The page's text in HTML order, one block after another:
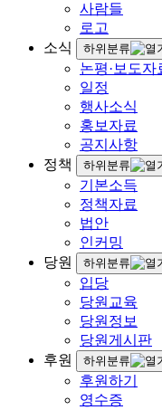
사람들
로고
소식
하위분류
논평·보도자
일정
행사소식
홍보자료
공지사항
정책
하위분류
기본소득
정책자료
법안
인커밍
당원
하위분류
입당
당원교육
당원정보
당원게시판
후원
하위분류
후원하기
영수증